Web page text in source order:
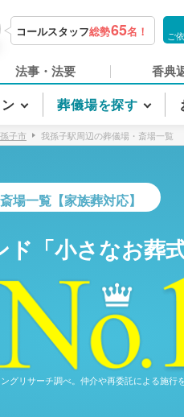
コールスタッフ総勢65名！
ご
法事・法要 香典
葬儀場を探す
子市 我孫子駅周辺の葬儀場・斎場一覧
場一覧【家族葬対応】
「小さなお葬式
リサーチ調べ。仲介や再委託による施行を